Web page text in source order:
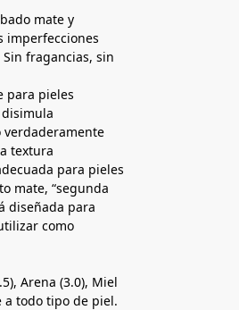
mate y
imperfecciones
fragancias, sin
para pieles
verdaderamente
textura
para pieles
mate, “segunda
diseñada para
como
Arena (3.0), Miel
a todo tipo de piel.